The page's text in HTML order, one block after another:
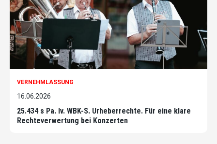
VERNEHMLASSUNG
16.06.2026
25.434 s Pa. Iv. WBK-S. Urheberrechte. Für eine klare
Rechteverwertung bei Konzerten